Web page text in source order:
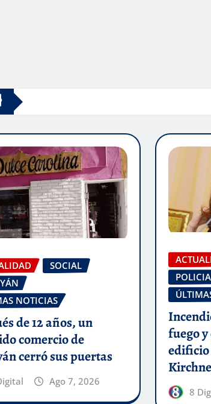
SOCIAL
NOTICIAS
de 12 años, un
comercio de
cerró sus puertas
Ago 7, 2026
fuego
8